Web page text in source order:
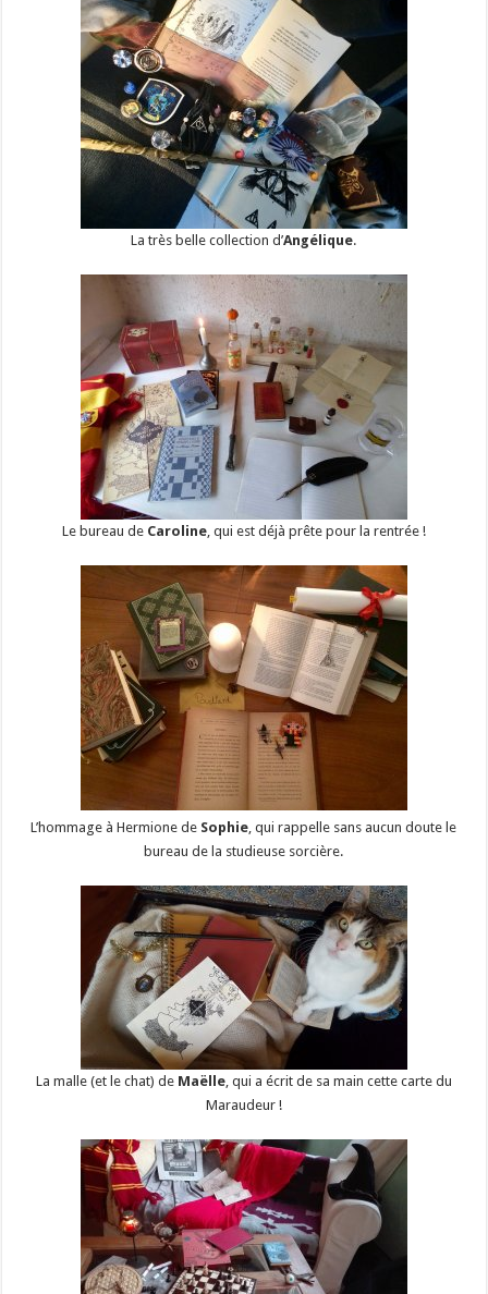
La très belle collection d’Angélique.
Le bureau de Caroline, qui est déjà prête pour la rentrée !
L’hommage à Hermione de Sophie, qui rappelle sans aucun doute le
bureau de la studieuse sorcière.
La malle (et le chat) de Maëlle, qui a écrit de sa main cette carte du
Maraudeur !